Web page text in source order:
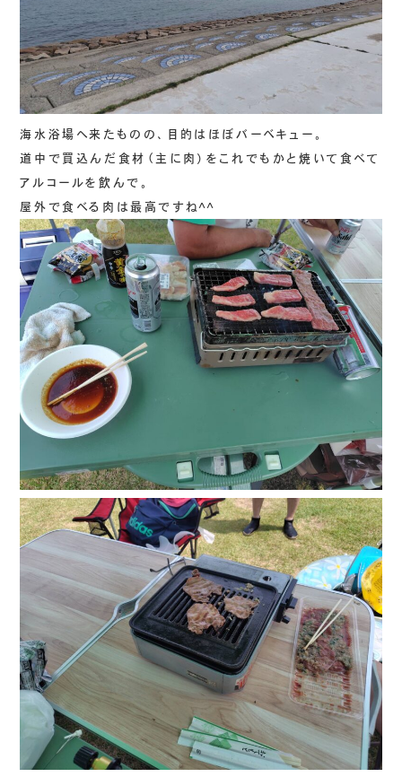
海水浴場へ来たものの、目的はほぼバーベキュー。
道中で買込んだ食材（主に肉）をこれでもかと焼いて食べて
アルコールを飲んで。
屋外で食べる肉は最高ですね^^